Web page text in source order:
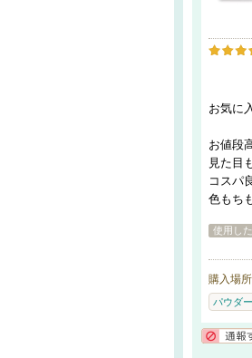
お気に
お値段
見た目
コスパ
色もち
使用し
購入場所
パウダ